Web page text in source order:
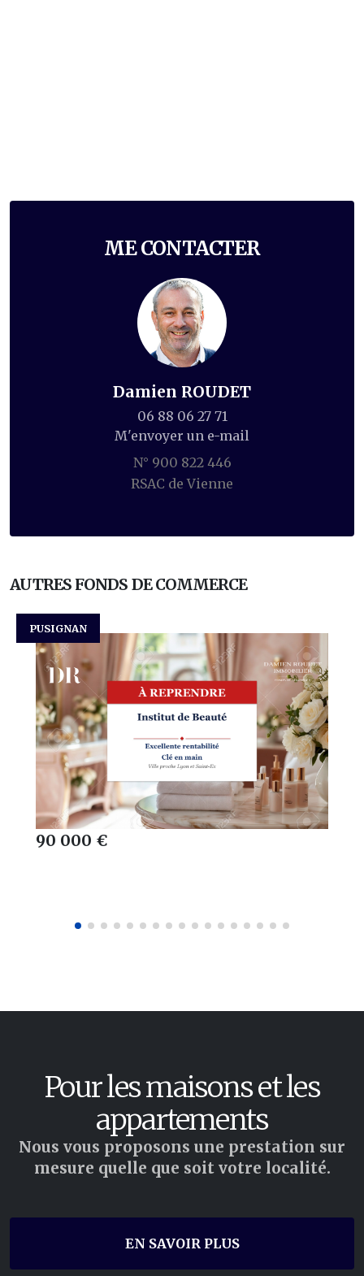
ME CONTACTER
Damien ROUDET
06 88 06 27 71
M'envoyer un e-mail
N° 900 822 446
RSAC de Vienne
AUTRES FONDS DE COMMERCE
PUSIGNAN
90 000 €
Pour les maisons et les
appartements
Nous vous proposons une prestation sur
mesure quelle que soit votre localité.
EN SAVOIR PLUS